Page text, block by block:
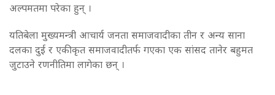
अल्पमतमा परेका हुन् ।
यतिबेला मुख्यमन्त्री आचार्य जनता समाजवादीका तीन र अन्य साना
दलका दुई र एकीकृत समाजवादीतर्फ गएका एक सांसद तानेर बहुमत
जुटाउने रणनीतिमा लागेका छन् ।